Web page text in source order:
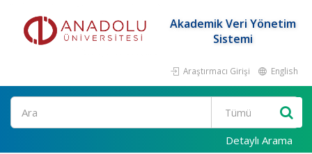
Akademik Veri Yönetim
Sistemi
Araştırmacı Girişi English
Ara
Detaylı Arama